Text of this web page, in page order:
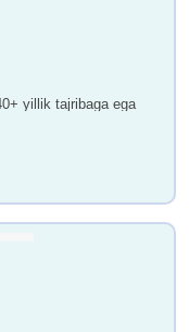
yillik tajribaga ega